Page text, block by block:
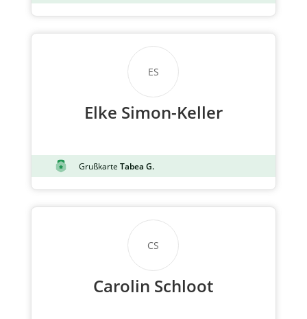
ES
Elke Simon-Keller
Grußkarte Tabea G.
CS
Carolin Schloot